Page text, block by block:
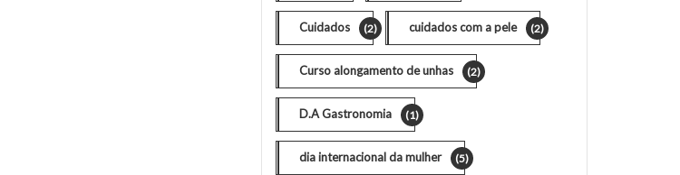
Cuidados (2) cuidados com a pele (2)
Curso alongamento de unhas (2)
D.A Gastronomia (1)
dia internacional da mulher (5)